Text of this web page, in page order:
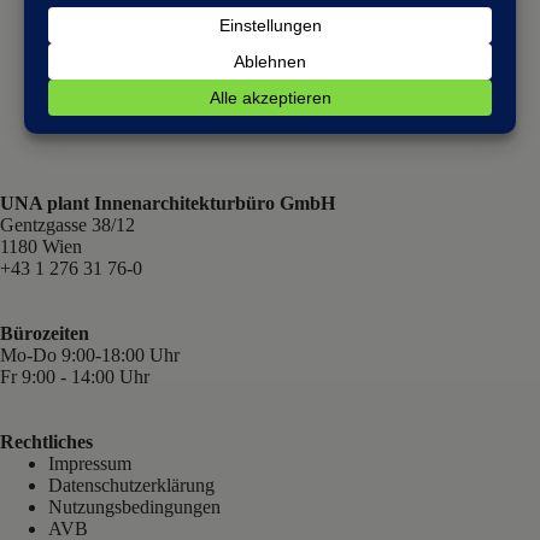
UNA plant Innenarchitekturbüro GmbH
Gentzgasse 38/12
1180 Wien
+43 1 276 31 76-0
Bürozeiten
Mo-Do 9:00-18:00 Uhr
Fr 9:00 - 14:00 Uhr
Rechtliches
Impressum
Datenschutzerklärung
Nutzungsbedingungen
AVB